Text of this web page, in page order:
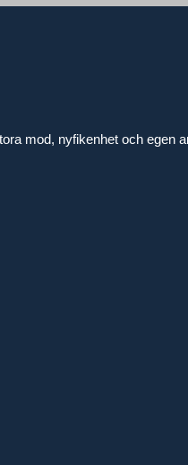
mod, nyfikenhet och egen